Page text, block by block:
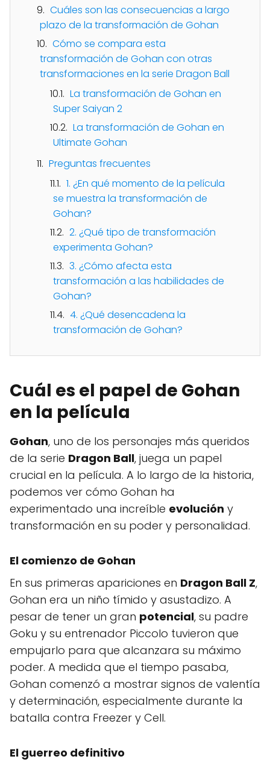
Cuáles son las consecuencias a largo
plazo de la transformación de Gohan
Cómo se compara esta
transformación de Gohan con otras
transformaciones en la serie Dragon Ball
La transformación de Gohan en
Super Saiyan 2
La transformación de Gohan en
Ultimate Gohan
Preguntas frecuentes
1. ¿En qué momento de la película
se muestra la transformación de
Gohan?
2. ¿Qué tipo de transformación
experimenta Gohan?
3. ¿Cómo afecta esta
transformación a las habilidades de
Gohan?
4. ¿Qué desencadena la
transformación de Gohan?
Cuál es el papel de Gohan
en la película
Gohan, uno de los personajes más queridos
de la serie Dragon Ball, juega un papel
crucial en la película. A lo largo de la historia,
podemos ver cómo Gohan ha
experimentado una increíble evolución y
transformación en su poder y personalidad.
El comienzo de Gohan
En sus primeras apariciones en Dragon Ball Z,
Gohan era un niño tímido y asustadizo. A
pesar de tener un gran potencial, su padre
Goku y su entrenador Piccolo tuvieron que
empujarlo para que alcanzara su máximo
poder. A medida que el tiempo pasaba,
Gohan comenzó a mostrar signos de valentía
y determinación, especialmente durante la
batalla contra Freezer y Cell.
El guerreo definitivo